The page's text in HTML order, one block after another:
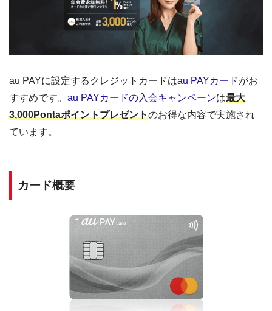
au PAYに設定するクレジットカードはau PAYカードがお
すすめです。 au PAYカードの入会キャンペーンは最大
3,000Pontaポイントプレゼントのお得な内容で実施され
ています。
カード概要